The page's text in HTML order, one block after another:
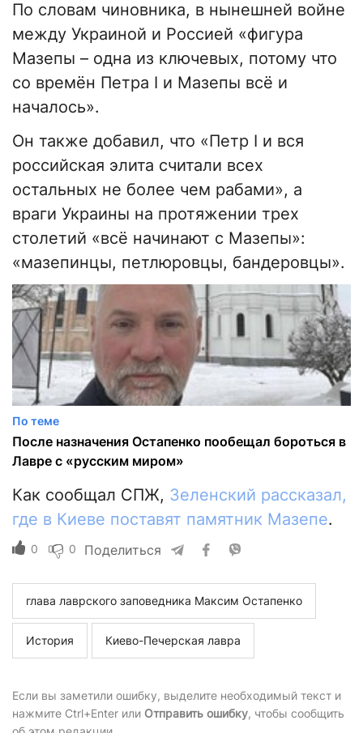
По словам чиновника, в нынешней войне
между Украиной и Россией «фигура
Мазепы – одна из ключевых, потому что
со времён Петра I и Мазепы всё и
началось».
Он также добавил, что «Петр I и вся
российская элита считали всех
остальных не более чем рабами», а
враги Украины на протяжении трех
столетий «всё начинают с Мазепы»:
«мазепинцы, петлюровцы, бандеровцы».
По теме
После назначения Остапенко пообещал бороться в
Лавре с «русским миром»
Как сообщал СПЖ, Зеленский рассказал,
где в Киеве поставят памятник Мазепе.
0 0 Поделиться
глава лаврского заповедника Максим Остапенко
История Киево-Печерская лавра
Если вы заметили ошибку, выделите необходимый текст и
нажмите Ctrl+Enter или Отправить ошибку, чтобы сообщить